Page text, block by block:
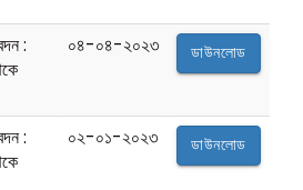
:
০৪-০৪-২০২৩ ডাউনলোড
:
০২-০১-২০২৩ ডাউনলোড